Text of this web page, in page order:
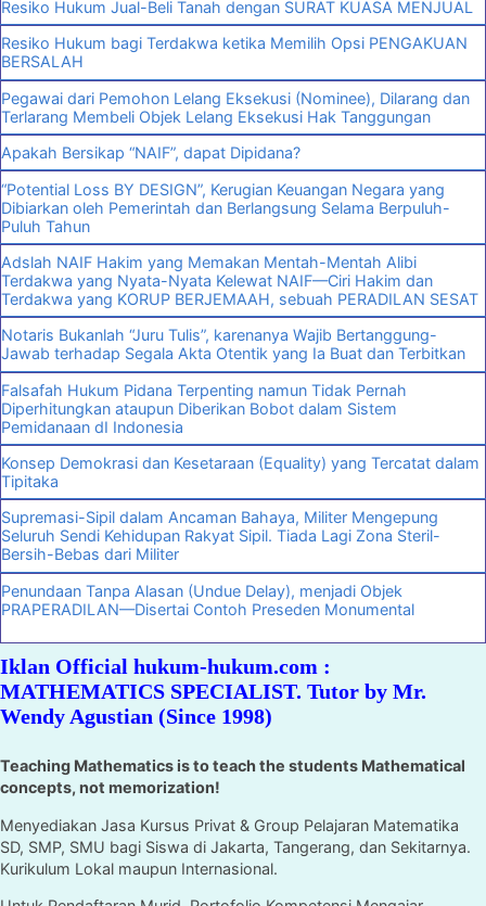
Resiko Hukum Jual-Beli Tanah dengan SURAT KUASA MENJUAL
Resiko Hukum bagi Terdakwa ketika Memilih Opsi PENGAKUAN
BERSALAH
Pegawai dari Pemohon Lelang Eksekusi (Nominee), Dilarang dan
Terlarang Membeli Objek Lelang Eksekusi Hak Tanggungan
Apakah Bersikap “NAIF”, dapat Dipidana?
“Potential Loss BY DESIGN”, Kerugian Keuangan Negara yang
Dibiarkan oleh Pemerintah dan Berlangsung Selama Berpuluh-
Puluh Tahun
Adslah NAIF Hakim yang Memakan Mentah-Mentah Alibi
Terdakwa yang Nyata-Nyata Kelewat NAIF—Ciri Hakim dan
Terdakwa yang KORUP BERJEMAAH, sebuah PERADILAN SESAT
Notaris Bukanlah “Juru Tulis”, karenanya Wajib Bertanggung-
Jawab terhadap Segala Akta Otentik yang Ia Buat dan Terbitkan
Falsafah Hukum Pidana Terpenting namun Tidak Pernah
Diperhitungkan ataupun Diberikan Bobot dalam Sistem
Pemidanaan dI Indonesia
Konsep Demokrasi dan Kesetaraan (Equality) yang Tercatat dalam
Tipitaka
Supremasi-Sipil dalam Ancaman Bahaya, Militer Mengepung
Seluruh Sendi Kehidupan Rakyat Sipil. Tiada Lagi Zona Steril-
Bersih-Bebas dari Militer
Penundaan Tanpa Alasan (Undue Delay), menjadi Objek
PRAPERADILAN—Disertai Contoh Preseden Monumental
Iklan Official hukum-hukum.com :
MATHEMATICS SPECIALIST. Tutor by Mr.
Wendy Agustian (Since 1998)
Teaching Mathematics is to teach the students Mathematical
concepts, not memorization!
Menyediakan Jasa Kursus Privat & Group Pelajaran Matematika
SD, SMP, SMU bagi Siswa di Jakarta, Tangerang, dan Sekitarnya.
Kurikulum Lokal maupun Internasional.